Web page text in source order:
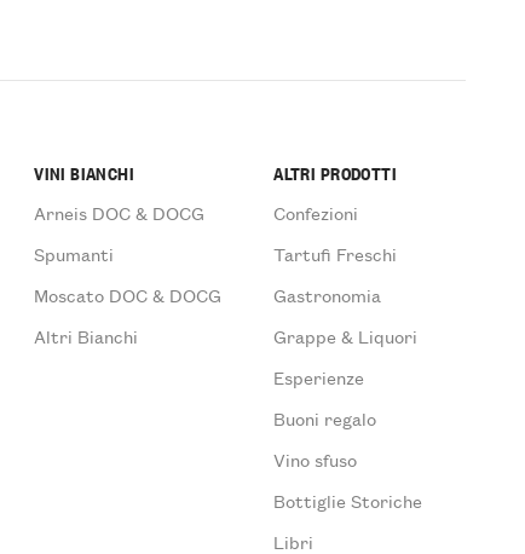
VINI BIANCHI
Arneis DOC & DOCG
Spumanti
Moscato DOC & DOCG
Altri Bianchi
ALTRI PRODOTTI
Confezioni
Tartufi Freschi
Gastronomia
Grappe & Liquori
Esperienze
Buoni regalo
Vino sfuso
Bottiglie Storiche
Libri